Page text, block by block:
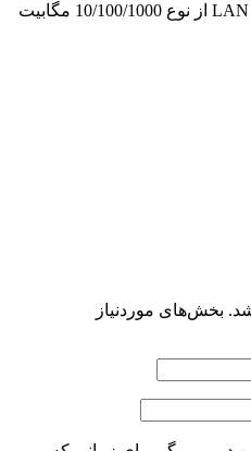
کارت شبکه LAN از نوع 10/100/1000 مگابیت
بخش‌های موردنیاز